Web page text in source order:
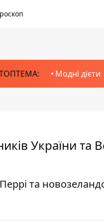
Модні дієти
України та
та